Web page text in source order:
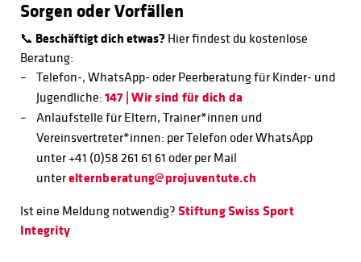
Sorgen oder Vorfällen
📞 Beschäftigt dich etwas? Hier findest du kostenlose
Beratung:
Telefon-, WhatsApp- oder Peerberatung für Kinder- und
Jugendliche: 147 | Wir sind für dich da
Anlaufstelle für Eltern, Trainer*innen und
Vereinsvertreter*innen: per Telefon oder WhatsApp
unter +41 (0)58 261 61 61 oder per Mail
unterelternberatung@projuventute.ch
Ist eine Meldung notwendig? Stiftung Swiss Sport
Integrity